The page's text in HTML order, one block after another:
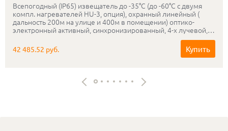
Всепогодный (IP65) извещатель до -35°С (до -60°С с двумя
компл. нагревателей HU-3, опция), охранный линейный (
дальность 200м на улице и 400м в помещении) оптико-
электронный активный, синхронизированный, 4-х лучевой,
"сухие контакты " - н.з./н.о. реле, микропроцессорный, защита
от разрядов до 15 кВ
42 485.52 руб. Купить